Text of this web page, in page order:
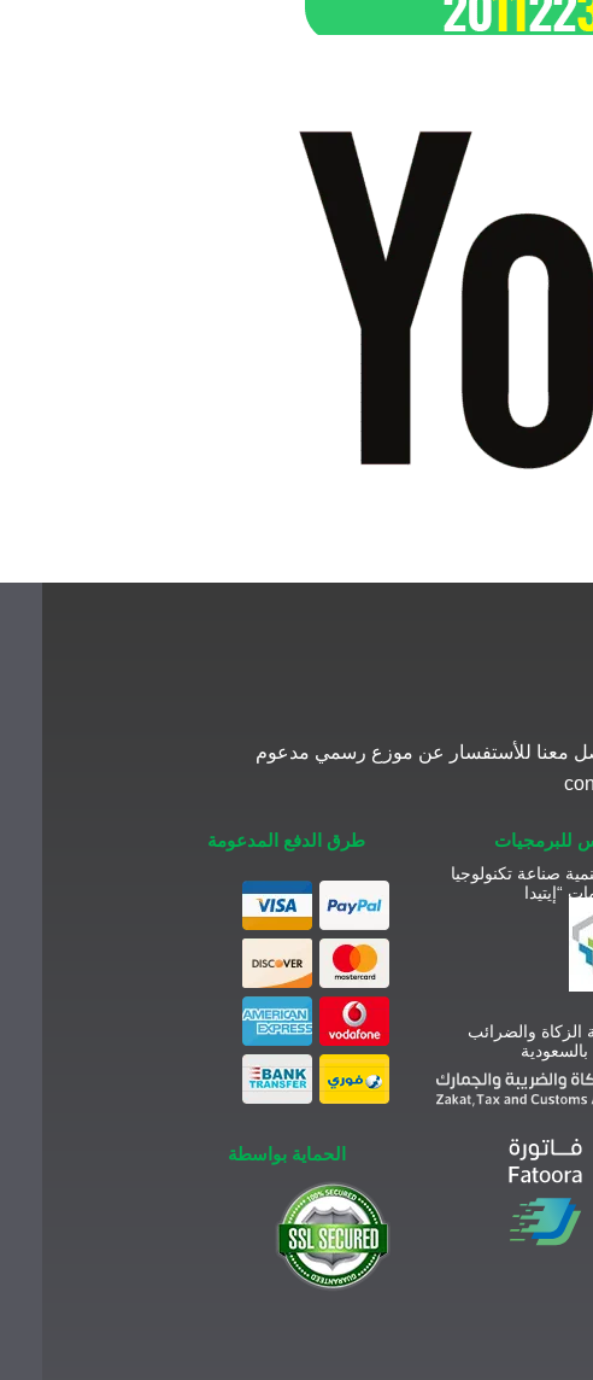
معنا للأستفسار عن موزع رسمي مدعوم
للبرمجيات
صناعة تكنولوجيا
“إيتيدا
الزكاة والضرائب
طرق الدفع المدعومة
الحماية بواسطة